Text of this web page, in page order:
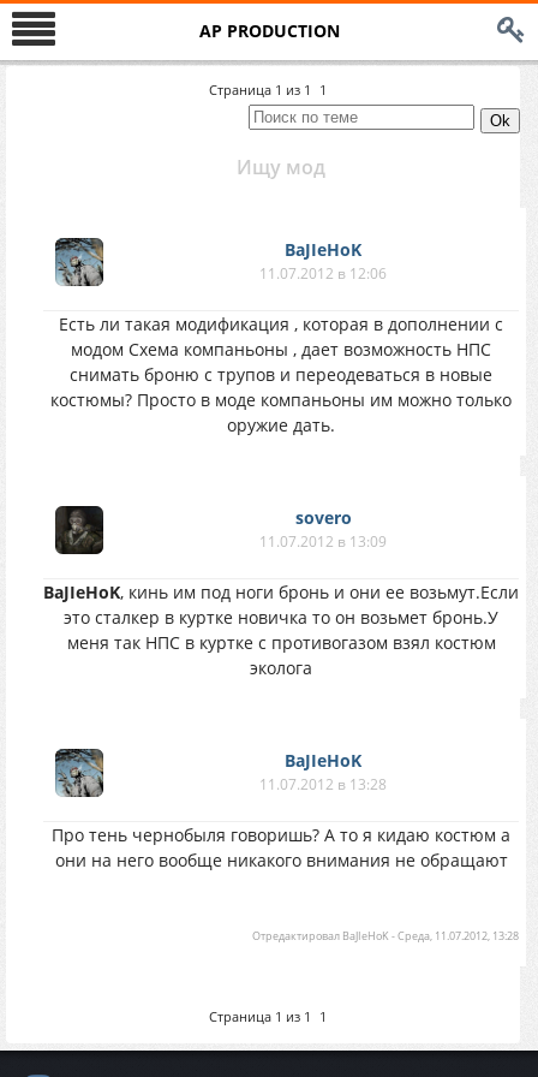
AP PRODUCTION
Страница 1 из 1 1
Ищу мод
BaJIeHoK
11.07.2012 в 12:06
Есть ли такая модификация , которая в дополнении с
модом Схема компаньоны , дает возможность НПС
снимать броню с трупов и переодеваться в новые
костюмы? Просто в моде компаньоны им можно только
оружие дать.
sovero
11.07.2012 в 13:09
BaJIeHoK, кинь им под ноги бронь и они ее возьмут.Если
это сталкер в куртке новичка то он возьмет бронь.У
меня так НПС в куртке с противогазом взял костюм
эколога
BaJIeHoK
11.07.2012 в 13:28
Про тень чернобыля говоришь? А то я кидаю костюм а
они на него вообще никакого внимания не обращают
Отредактировал BaJIeHoK -Среда, 11.07.2012, 13:28
Страница 1 из 1 1